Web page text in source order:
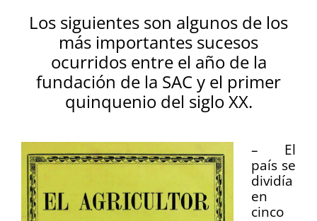
Los siguientes son algunos de los
más importantes sucesos
ocurridos entre el año de la
fundación de la SAC y el primer
quinquenio del siglo XX.
– El
país se
dividía
en
cinco